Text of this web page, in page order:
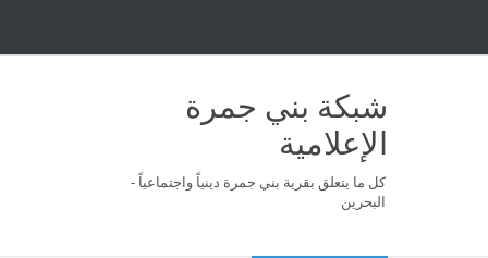
شبكة بني جمرة
الإعلامية
كل ما يتعلق بقرية بني جمرة دينياً واجتماعياً -
البحرين